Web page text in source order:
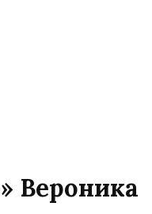
Вероника